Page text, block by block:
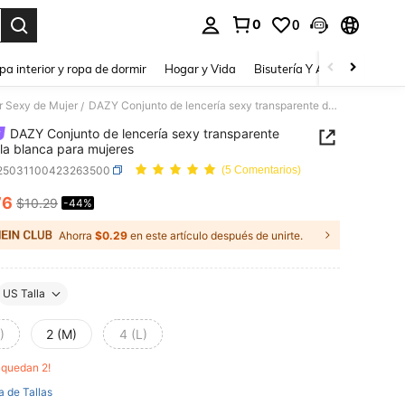
0 0
interior y ropa de dormir Hogar y Vida Bisutería Y Accesorios
Sexy de Mujer / DAZY Conjunto de lencería sexy transparente de malla blanca para mujeres
DAZY Conjunto de lencería sexy transparente
blanca para mujeres
(5 Comentarios)
AND AVAILABILITY
$10.29 -44%
Ahorra $0.29 en este artículo después de unirte.
US Talla
2 (M) 4 (L)
quedan 2!
de Tallas